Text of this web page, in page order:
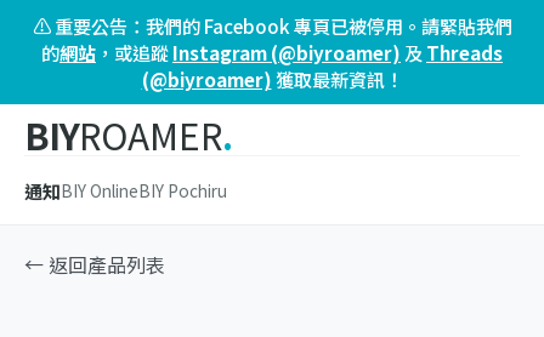
⚠️ 重要公告：我們的 Facebook 專頁已被停用。請緊貼我們
的網站 ，或追蹤Instagram (@biyroamer) 及 Threads
(@biyroamer)獲取最新資訊！
BIYROAMER.
通知BIY OnlineBIY Pochiru
← 返回產品列表